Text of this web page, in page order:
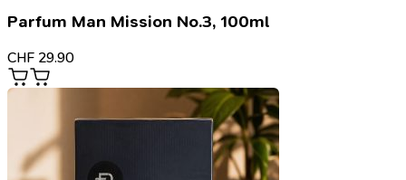
Parfum Man Mission No.3, 100ml
CHF 29.90